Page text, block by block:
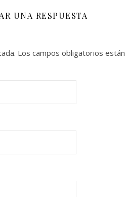
UNA RESPUESTA
Los campos obligatorios están